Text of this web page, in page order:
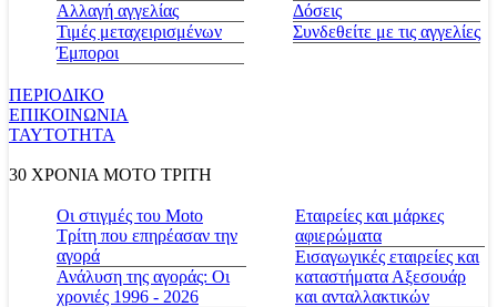
Αλλαγή αγγελίας
Τιμές μεταχειρισμένων
Έμποροι
Δόσεις
Συνδεθείτε με τις αγγελίες
ΠΕΡΙΟΔΙΚΟ
ΕΠΙΚΟΙΝΩΝΙΑ
ΤΑΥΤΟΤΗΤΑ
30 ΧΡΟΝΙΑ MOTO ΤΡΙΤΗ
Οι στιγμές του Moto
Τρίτη που επηρέασαν την
αγορά
Ανάλυση της αγοράς: Οι
χρονιές 1996 - 2026
Εταιρείες και μάρκες
αφιερώματα
Εισαγωγικές εταιρείες και
καταστήματα Αξεσουάρ
και ανταλλακτικών